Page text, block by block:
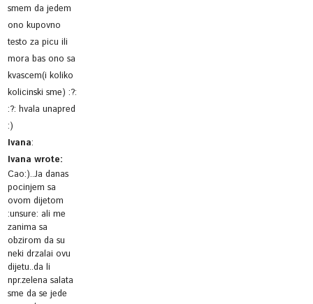
smem da jedem
ono kupovno
testo za picu ili
mora bas ono sa
kvascem(i koliko
kolicinski sme) :?:
:?: hvala unapred
:)
Ivana:
Ivana wrote:
Cao:)..Ja danas
pocinjem sa
ovom dijetom
:unsure: ali me
zanima sa
obzirom da su
neki drzalai ovu
dijetu..da li
npr.zelena salata
sme da se jede